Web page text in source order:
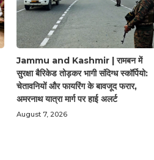
Jammu and Kashmir | रामबन में
सुरक्षा बैरिकेड तोड़कर भागी संदिग्ध स्कॉर्पियो:
चेतावनियों और फायरिंग के बावजूद फरार,
अमरनाथ यात्रा मार्ग पर हाई अलर्ट
August 7, 2026